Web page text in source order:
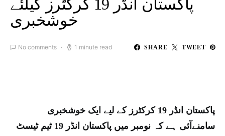
پاکستان انڈر 19 کرکٹرز کیلئے
خوشخبری
No comments 1 minute read SHARE TWEET
سامنےآئی ہے کہ نومبر میں پاکستان انڈر 19 ٹیم ٹیسٹ